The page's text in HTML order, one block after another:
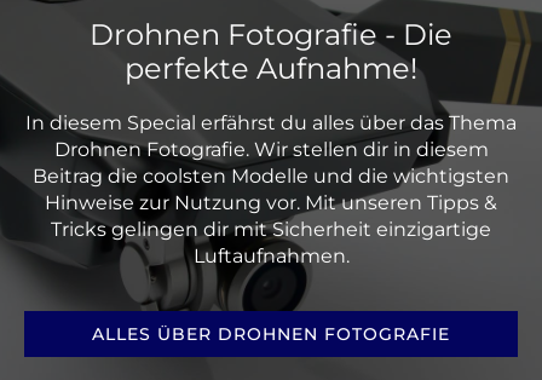
Drohnen Fotografie - Die
perfekte Aufnahme!
In diesem Special erfährst du alles über das Thema
Drohnen Fotografie. Wir stellen dir in diesem
Beitrag die coolsten Modelle und die wichtigsten
Hinweise zur Nutzung vor. Mit unseren Tipps &
Tricks gelingen dir mit Sicherheit einzigartige
Luftaufnahmen.
ALLES ÜBER DROHNEN FOTOGRAFIE